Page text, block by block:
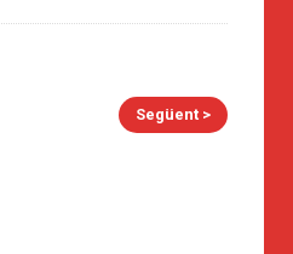
Següent >